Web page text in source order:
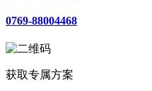
0769-88004468
获取专属方案